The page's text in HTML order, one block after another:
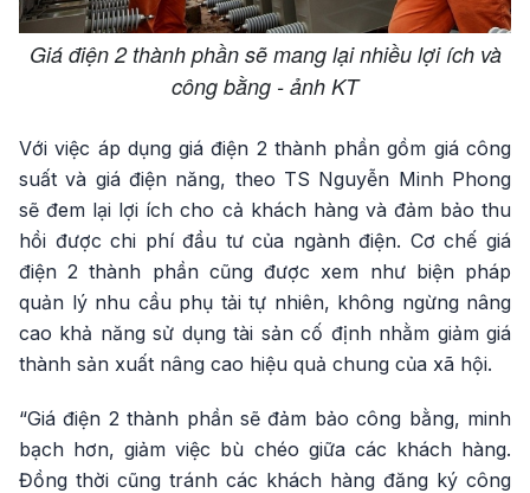
Giá điện 2 thành phần sẽ mang lại nhiều lợi ích và
công bằng - ảnh KT
Với việc áp dụng giá điện 2 thành phần gồm giá công
suất và giá điện năng, theo TS Nguyễn Minh Phong
sẽ đem lại lợi ích cho cả khách hàng và đảm bảo thu
hồi được chi phí đầu tư của ngành điện. Cơ chế giá
điện 2 thành phần cũng được xem như biện pháp
quản lý nhu cầu phụ tải tự nhiên, không ngừng nâng
cao khả năng sử dụng tài sản cố định nhằm giảm giá
thành sản xuất nâng cao hiệu quả chung của xã hội.
“Giá điện 2 thành phần sẽ đảm bảo công bằng, minh
bạch hơn, giảm việc bù chéo giữa các khách hàng.
Đồng thời cũng tránh các khách hàng đăng ký công